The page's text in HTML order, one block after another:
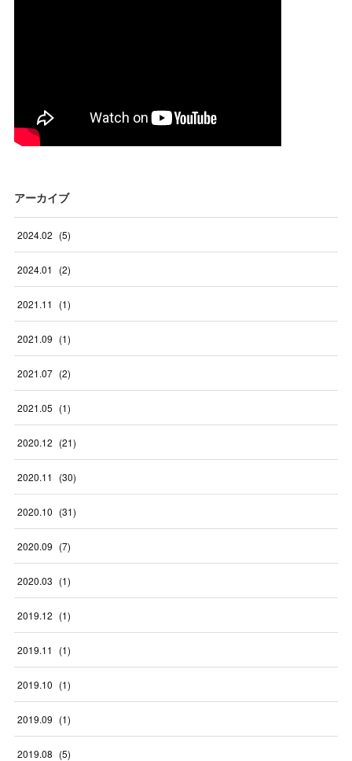
アーカイブ
2024.02 (5)
2024.01 (2)
2021.11 (1)
2021.09 (1)
2021.07 (2)
2021.05 (1)
2020.12 (21)
2020.11 (30)
2020.10 (31)
2020.09 (7)
2020.03 (1)
2019.12 (1)
2019.11 (1)
2019.10 (1)
2019.09 (1)
2019.08 (5)